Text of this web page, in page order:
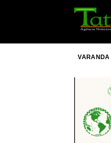
VARANDA